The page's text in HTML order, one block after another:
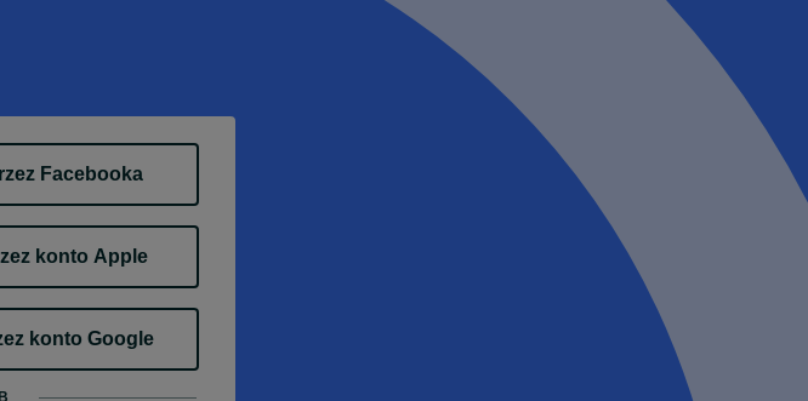
Facebooka
konto Apple
konto Google